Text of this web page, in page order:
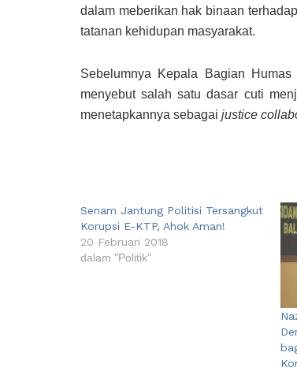
dalam meberikan hak binaan
tatanan kehidupan masyarakat.
Sebelumnya Kepala Bagian
menyebut salah satu dasar cuti
menetapkannya sebagai justice
Senam Jantung Politisi Tersangkut
Korupsi E-KTP, Ahok Aman!
20 Februari 2018
dalam "Politik"